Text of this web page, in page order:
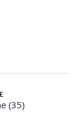
l'impact de
au
d'usages à
clés pour
(35)